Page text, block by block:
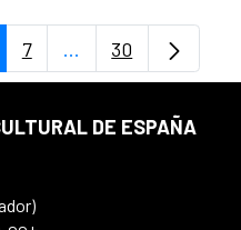
Use TAB para
Página
7 ...PáginasPágina
30
DE ESPAÑA